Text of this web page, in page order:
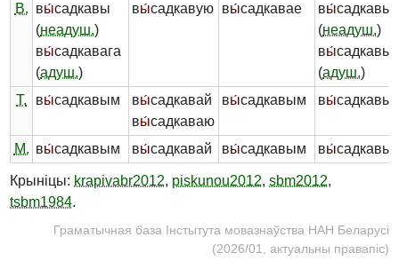
В. вы́садкавы
(неадуш.)
вы́садкавага
(адуш.)
вы́садкавую вы́садкавае вы́
(неадуш.)
вы́
(адуш.)
Т.
вы́садкавым вы́садкавай
вы́садкаваю
вы́садкавым вы́
М. вы́садкавым вы́садкавай вы́садкавым вы́
Крыніцы: krapivabr2012, piskunou2012, sbm2012,
tsbm1984.
Граматычная база Інстытута мовазнаўства НАН Беларусі
(2026/01, актуальны правапіс)